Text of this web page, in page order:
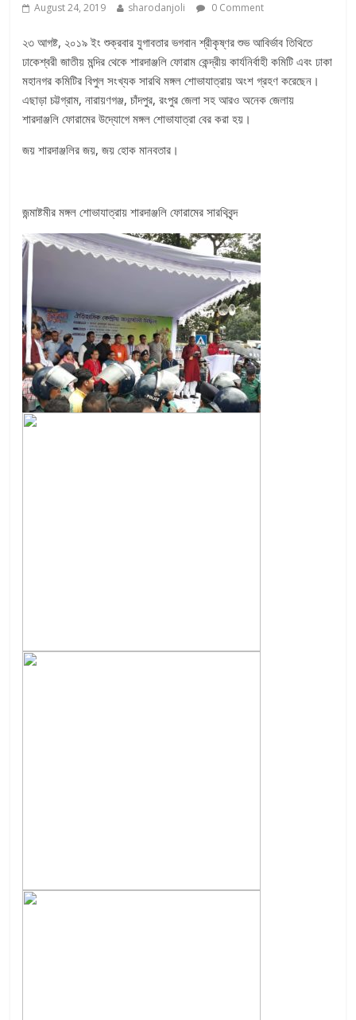
August 24, 2019 sharodanjoli 0 Comment
২৩ আগষ্ট, ২০১৯ ইং শুক্রবার যুগাবতার ভগবান শ্রীকৃষ্ণর শুভ আবির্ভাব তিথিতে
ঢাকেশ্বরী জাতীয় মন্দির থেকে শারদাঞ্জলি ফোরাম কেন্দ্রীয় কার্যনির্বাহী কমিটি এবং ঢাকা
মহানগর কমিটির বিপুল সংখ্যক সারথি মঙ্গল শোভাযাত্রায় অংশ গ্রহণ করেছেন।
এছাড়া চট্টগ্রাম, নারায়ণগঞ্জ, চাঁদপুর, রংপুর জেলা সহ আরও অনেক জেলায়
শারদাঞ্জলি ফোরামের উদ্যোগে মঙ্গল শোভাযাত্রা বের করা হয়।
জয় শারদাঞ্জলির জয়, জয় হোক মানবতার।
জন্মাষ্টমীর মঙ্গল শোভাযাত্রায় শারদাঞ্জলি ফোরামের সারথিবৃন্দ